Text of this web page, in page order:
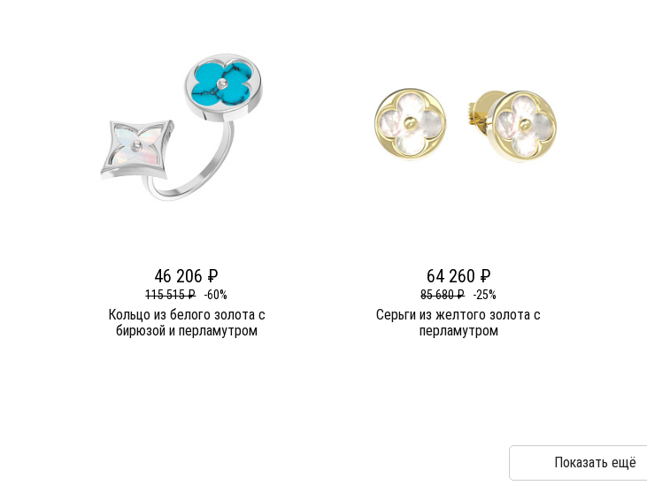
46 206 ₽
115 515 ₽ -60%
Кольцо из белого золота c
бирюзой и перламутром
64 260 ₽
85 680 ₽ -25%
Серьги из желтого золота c
перламутром
Показать ещё